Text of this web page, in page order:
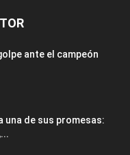
ante el campeón
una de sus promesas: